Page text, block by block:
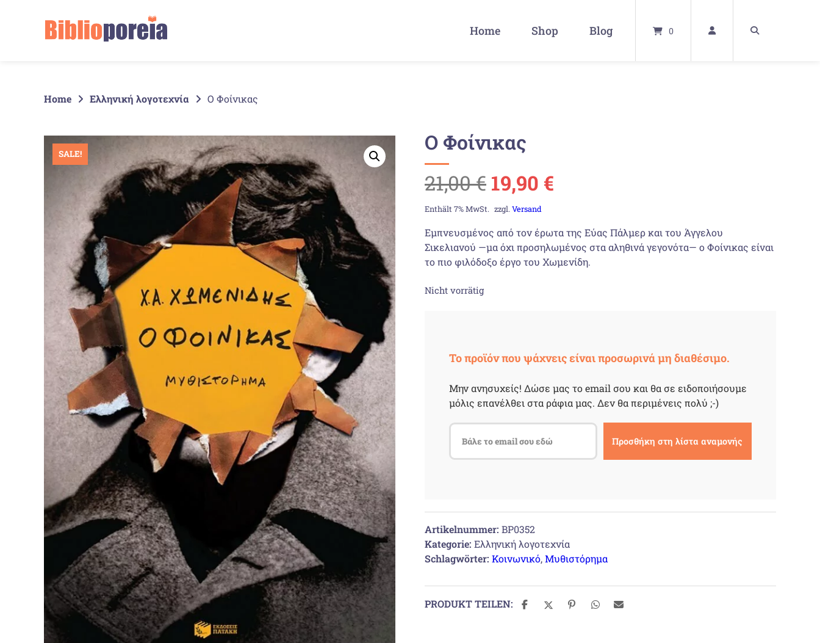
Home Shop Blog 0
Home Ελληνική λογοτεχνία Ο Φοίνικας
SALE!
Ο Φοίνικας
21,00€ Ursprünglicher
Preis
war:
21,00 €
19,90 €
ist:
19,90 €.
Enthält 7% MwSt. zzgl. Versand
Εµπνευσµένος από τον έρωτα της Εύας Πάλµερ και του Άγγελου
Σικελιανού —µα όχι προσηλωµένος στα αληθινά γεγονότα— ο Φοίνικας είναι
το πιο φιλόδοξο έργο του Χωµενίδη.
Nicht vorrätig
Το προϊόν που ψάχνεις είναι προσωρινά μη διαθέσιμο.
Μην ανησυχείς! Δώσε μας το email σου και θα σε ειδοποιήσουμε
μόλις επανέλθει στα ράφια μας. Δεν θα περιμένεις πολύ ;-)
Artikelnummer: BP0352
Kategorie: Ελληνική λογοτεχνία
Schlagwörter: Κοινωνικό,Μυθιστόρημα
PRODUKT TEILEN: